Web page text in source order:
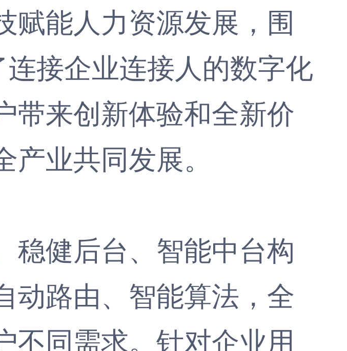
赋能人力资源发展，围
接企业连接人的数字化
来创新体验和全新价
业共同发展。
健后台、智能中台构
动路由、智能算法，全
不同需求。针对企业用